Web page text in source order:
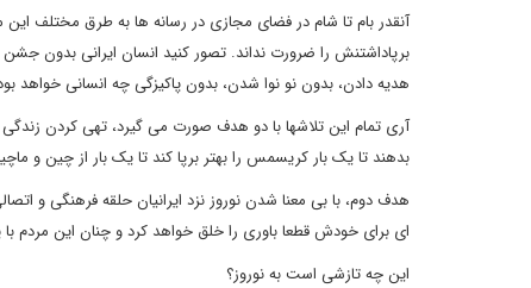
آنقدر بام تا شام در فضای مجازی در رسانه ها به طرق مختلف
برپاداشتنش را ضرورت نداند. تصور کنید انسان ایرانی بدون
هدیه دادن، بدون نو نوا شدن، بدون پاکیزگی چه انسانی
آری تمام این تلاشها با دو هدف صورت می گیرد، تهی کردن زندگی
بدهند تا یک بار کریسمس را بهتر برپا کند تا یک بار از چین و
هدف دوم، با بی معنا شدن نوروز نزد ایرانیان حلقه فرهنگی و
ای برای خودش قطعا باوری را خلق خواهد کرد و چنان این مردم
این چه تازشی است به نوروز؟